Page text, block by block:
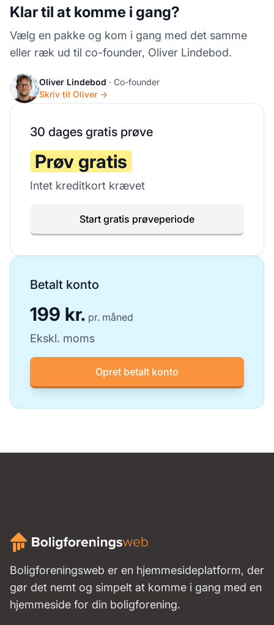
Klar til at komme i gang?
Vælg en pakke og kom i gang med det samme
eller ræk ud til co-founder, Oliver Lindebod.
Oliver Lindebod · Co-founder
Skriv til Oliver →
30 dages gratis prøve
Prøv gratis
Intet kreditkort krævet
Start gratis prøveperiode
Betalt konto
199 kr. pr. måned
Ekskl. moms
Opret betalt konto
Boligforeningsweb er en hjemmesideplatform, der
gør det nemt og simpelt at komme i gang med en
hjemmeside for din boligforening.